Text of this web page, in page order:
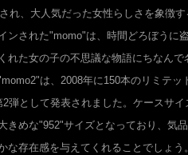
れ、大人気だった女性らしさを象徴
ンされた"momo"は、時間どろぼうに
れた女の子の不思議な物語にちなんで
は、2008年に150本のリミテッ
弾として発表されました。ケースサ
きめな"952"サイズとなっており、気
な存在感を与えてくれることでしょう。